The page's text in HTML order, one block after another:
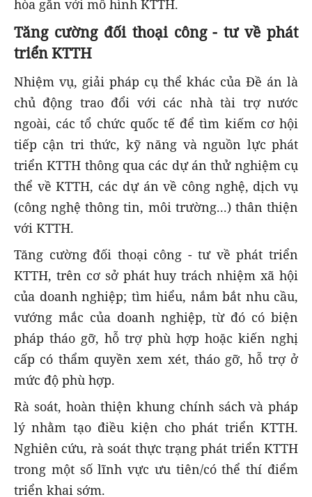
hòa gắn với mô hình KTTH.
Tăng cường đối thoại công - tư về phát
triển KTTH
Nhiệm vụ, giải pháp cụ thể khác của Đề án là
chủ động trao đổi với các nhà tài trợ nước
ngoài, các tổ chức quốc tế để tìm kiếm cơ hội
tiếp cận tri thức, kỹ năng và nguồn lực phát
triển KTTH thông qua các dự án thử nghiệm cụ
thể về KTTH, các dự án về công nghệ, dịch vụ
(công nghệ thông tin, môi trường...) thân thiện
với KTTH.
Tăng cường đối thoại công - tư về phát triển
KTTH, trên cơ sở phát huy trách nhiệm xã hội
của doanh nghiệp; tìm hiểu, nắm bắt nhu cầu,
vướng mắc của doanh nghiệp, từ đó có biện
pháp tháo gỡ, hỗ trợ phù hợp hoặc kiến nghị
cấp có thẩm quyền xem xét, tháo gỡ, hỗ trợ ở
mức độ phù hợp.
Rà soát, hoàn thiện khung chính sách và pháp
lý nhằm tạo điều kiện cho phát triển KTTH.
Nghiên cứu, rà soát thực trạng phát triển KTTH
trong một số lĩnh vực ưu tiên/có thể thí điểm
triển khai sớm.